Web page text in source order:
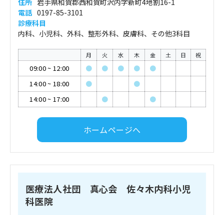
住所 岩手県和賀郡西和賀町沢内字新町4地割16-1
電話 0197-85-3101
診療科目
内科、小児科、外科、整形外科、皮膚科、その他3科目
月 火 水 木 金 土 日 祝
09:00~ 12:00 ● ● ● ●
●
14:00~ 18:00 ●
●
14:00~ 17:00 ● ●
ホームページへ
医療法人社団 真心会 佐々木内科小児
科医院